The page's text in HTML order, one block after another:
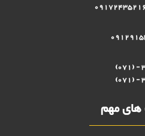
مهم